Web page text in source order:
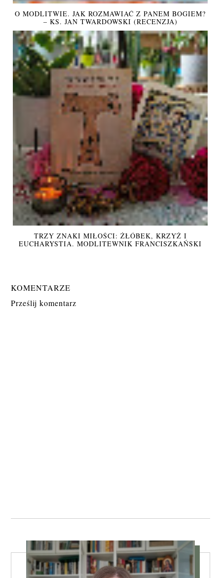
O MODLITWIE. JAK ROZMAWIAĆ Z PANEM BOGIEM?
– KS. JAN TWARDOWSKI (RECENZJA)
TRZY ZNAKI MIŁOŚCI: ŻŁÓBEK, KRZYŻ I
EUCHARYSTIA. MODLITEWNIK FRANCISZKAŃSKI
KOMENTARZE
Prześlij komentarz